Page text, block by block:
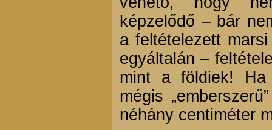
képzelődő – bár
a feltételezett
egyáltalán –
mint a földiek!
mégis
néhány centiméter